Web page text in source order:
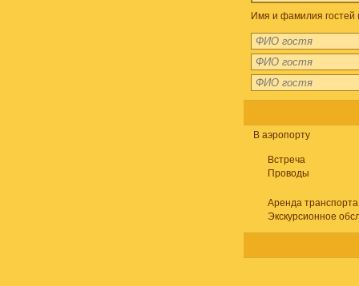
Имя и фамилия гостей
В аэропорту
Встреча
Проводы
Аренда транспорта
Экскурсионное